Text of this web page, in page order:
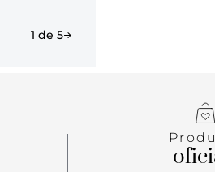
1 de 5